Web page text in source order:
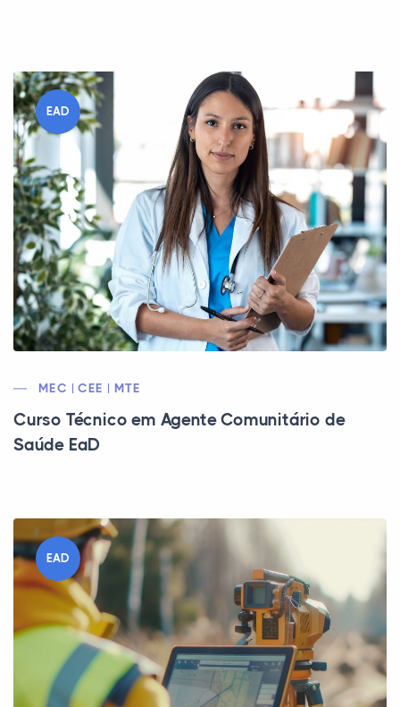
EAD
MEC | CEE | MTE
Curso Técnico em Agente Comunitário de
Saúde EaD
EAD